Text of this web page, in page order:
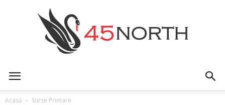
Acasă Surse Primare